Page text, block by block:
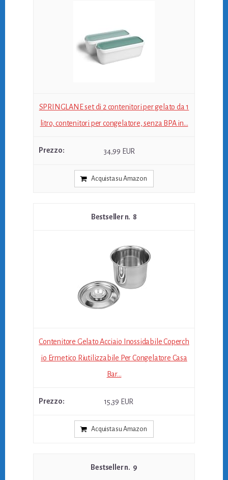
SPRINGLANE set di 2 contenitori per gelato da 1
litro, contenitori per congelatore, senza BPA in...
34,99 EUR
Acquista su Amazon
8
Contenitore Gelato Acciaio Inossidabile Coperch
io Ermetico Riutilizzabile Per Congelatore Casa
Bar...
15,39 EUR
Acquista su Amazon
9